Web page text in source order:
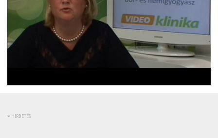
kikapcsolva
0%
0%
HIRDETÉS